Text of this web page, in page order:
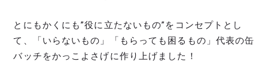
とにもかくにも”役に立たないもの”をコンセプトとし
て、「いらないもの」「もらっても困るもの」代表の缶
バッチをかっこよさげに作り上げました！